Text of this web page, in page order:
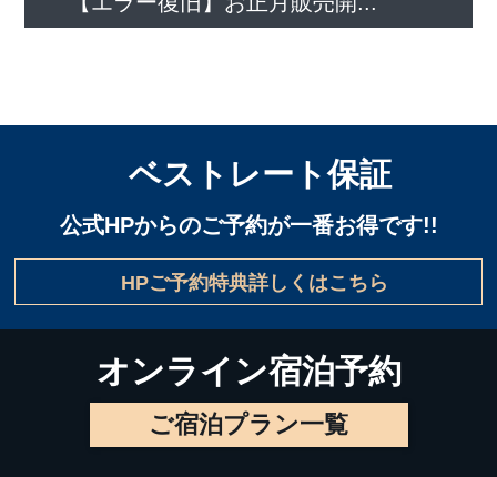
ベストレート保証
公式HPからのご予約が一番お得です!!
HPご予約特典詳しくはこちら
オンライン宿泊予約
ご宿泊プラン一覧